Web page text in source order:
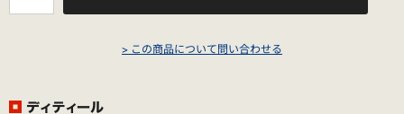
> この商品について問い合わせる